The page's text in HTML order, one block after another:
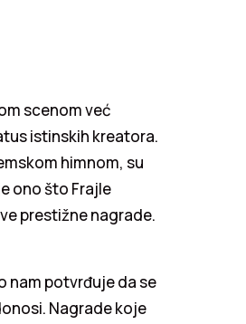
scenom već
istinskih kreatora.
himnom, su
ono što Frajle
prestižne nagrade.
nam potvrđuje da se
Nagrade koje